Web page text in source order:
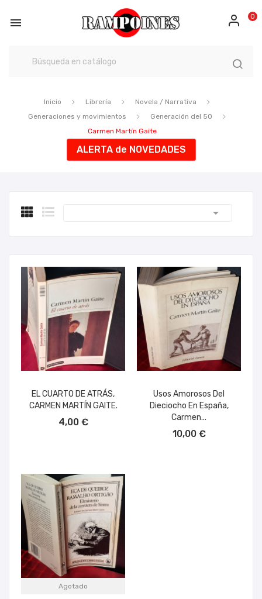
 0
Inicio Librería
Novela / Narrativa
Generaciones y movimientos
Generación del 50
Carmen Martín Gaite
ALERTA de NOVEDADES

EL CUARTO DE ATRÁS,
CARMEN MARTÍN GAITE.
4,00 €
Usos Amorosos Del
Dieciocho En España,
Carmen...
10,00 €
Agotado